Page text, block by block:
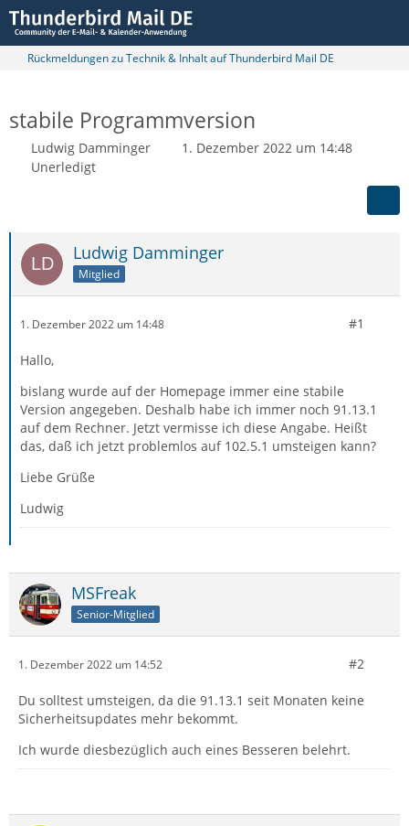
Rückmeldungen zu Technik & Inhalt auf Thunderbird Mail DE
stabile Programmversion
Ludwig Damminger
1. Dezember 2022 um 14:48
Unerledigt
Ludwig Damminger
Mitglied
1. Dezember 2022 um 14:48 #1
Hallo,
bislang wurde auf der Homepage immer eine stabile
Version angegeben. Deshalb habe ich immer noch 91.13.1
auf dem Rechner. Jetzt vermisse ich diese Angabe. Heißt
das, daß ich jetzt problemlos auf 102.5.1 umsteigen kann?
Liebe Grüße
Ludwig
MSFreak
Senior-Mitglied
1. Dezember 2022 um 14:52 #2
Du solltest umsteigen, da die 91.13.1 seit Monaten keine
Sicherheitsupdates mehr bekommt.
Ich wurde diesbezüglich auch eines Besseren belehrt.